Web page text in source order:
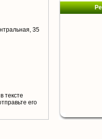
35
тексте
его